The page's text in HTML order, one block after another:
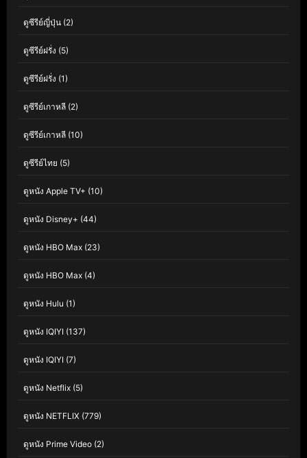
ดูซีรีย์ญี่ปุ่น (2)
ดูซีรีย์ฝรั่ง (5)
ดูซีรีย์ฝรั่ง (1)
ดูซีรีย์เกาหลี (2)
ดูซีรีย์เกาหลี (10)
ดูซีรีย์ไทย (5)
ดูหนัง Apple TV+ (10)
ดูหนัง Disney+ (44)
ดูหนัง HBO Max (23)
ดูหนัง HBO Max (4)
ดูหนัง Hulu (1)
ดูหนัง IQIYI (137)
ดูหนัง IQIYI (7)
ดูหนัง Netflix (5)
ดูหนัง NETFLIX (779)
ดูหนัง Prime Video (2)